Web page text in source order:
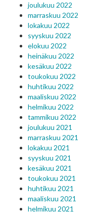
joulukuu 2022
marraskuu 2022
lokakuu 2022
syyskuu 2022
elokuu 2022
heinäkuu 2022
kesäkuu 2022
toukokuu 2022
huhtikuu 2022
maaliskuu 2022
helmikuu 2022
tammikuu 2022
joulukuu 2021
marraskuu 2021
lokakuu 2021
syyskuu 2021
kesäkuu 2021
toukokuu 2021
huhtikuu 2021
maaliskuu 2021
helmikuu 2021